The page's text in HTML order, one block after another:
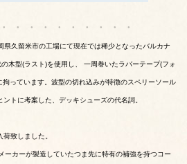
久留米市の工場にて現在では稀少となったバルカナ
木型(ラスト)を使用し、 一周巻いたラバーテープ(フォ
っています。波型の切れ込みが特徴のスペリーソール
トに考案した、デッキシューズの代名詞。
致しました。
ーカーが製造していたつま先に特有の補強を持つコー